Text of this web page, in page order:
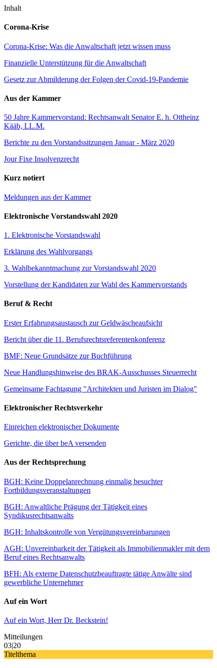
Inhalt
Corona-Krise
Corona-Krise: Was die Anwaltschaft jetzt wissen muss
Finanzielle Unterstützung für die Anwaltschaft
Gesetz zur Abmilderung der Folgen der Covid-19-Pandemie
Aus der Kammer
50 Jahre Kammervorstand: Rechtsanwalt Senator E. h. Ottheinz
Kääb, LL.M.
Berichte zu den Vorstandssitzungen Januar - März 2020
Jour Fixe Insolvenzrecht
Kurz notiert
Meldungen aus der Kammer
Elektronische Vorstandswahl 2020
1. Elektronische Vorstandswahl
Erklärung des Wahlvorgangs
3. Wahlbekanntmachung zur Vorstandswahl 2020
Vorstellung der Kandidaten zur Wahl des Kammervorstands
Beruf & Recht
Erster Erfahrungsaustausch zur Geldwäscheaufsicht
Bericht über die 11. Berufsrechtsreferentenkonferenz
BMF: Neue Grundsätze zur Buchführung
Neue Handlungshinweise des BRAK-Ausschusses Steuerrecht
Gemeinsame Fachtagung "Architekten und Juristen im Dialog"
Elektronischer Rechtsverkehr
Einreichen elektronischer Dokumente
Gerichte, die über beA versenden
Aus der Rechtsprechung
BGH: Keine Doppelanrechnung einmalig besuchter
Fortbildungsveranstaltungen
BGH: Anwaltliche Prägung der Tätigkeit eines
Syndikusrechtsanwalts
BGH: Inhaltskontrolle von Vergütungsvereinbarungen
AGH: Unvereinbarkeit der Tätigkeit als Immobilienmakler mit dem
Beruf eines Rechtsanwalts
BFH: Als externe Datenschutzbeauftragte tätige Anwälte sind
gewerbliche Unternehmer
Auf ein Wort
Auf ein Wort, Herr Dr. Beckstein!
Mitteilungen
03|20
Titelthema